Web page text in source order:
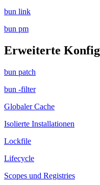
bun link
bun pm
Erweiterte
bun patch
bun -filter
Globaler Cache
Isolierte Installationen
Lockfile
Lifecycle
Scopes und Registries